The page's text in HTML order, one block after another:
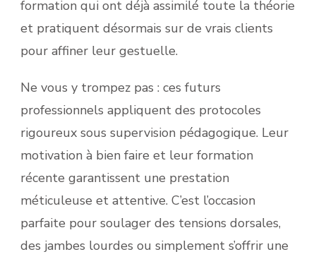
formation qui ont déjà assimilé toute la théorie
et pratiquent désormais sur de vrais clients
pour affiner leur gestuelle.
Ne vous y trompez pas : ces futurs
professionnels appliquent des protocoles
rigoureux sous supervision pédagogique. Leur
motivation à bien faire et leur formation
récente garantissent une prestation
méticuleuse et attentive. C’est l’occasion
parfaite pour soulager des tensions dorsales,
des jambes lourdes ou simplement s’offrir une